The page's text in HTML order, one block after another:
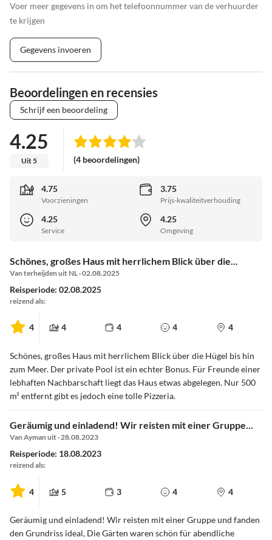
Voer meer gegevens in om het telefoonnummer van de verhuurder
te krijgen
Gegevens invoeren
Beoordelingen en recensies
Schrijf een beoordeling
4.25
Uit 5 (4 beoordelingen)
4.75
Voorzieningen
3.75
Prijs-kwaliteitverhouding
4.25
Service
4.25
Omgeving
Schönes, großes Haus mit herrlichem Blick über die...
Van terheijden uit NL · 02.08.2025
Reisperiode: 02.08.2025
reizend als:
4 4 4 4 4
Schönes, großes Haus mit herrlichem Blick über die Hügel bis hin
zum Meer. Der private Pool ist ein echter Bonus. Für Freunde einer
lebhaften Nachbarschaft liegt das Haus etwas abgelegen. Nur 500
m² entfernt gibt es jedoch eine tolle Pizzeria.
Geräumig und einladend! Wir reisten mit einer Gruppe...
Van Ayman uit · 28.08.2023
Reisperiode: 18.08.2023
reizend als:
4 5 3 4 4
Geräumig und einladend! Wir reisten mit einer Gruppe und fanden
den Grundriss ideal, Die Gärten waren schön für abendliche